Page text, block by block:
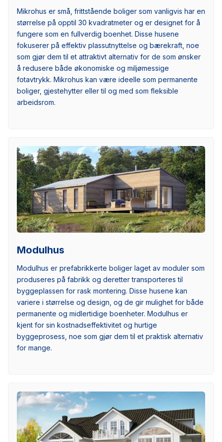
Mikrohus er små, frittstående boliger som vanligvis har en
størrelse på opptil 30 kvadratmeter og er designet for å
fungere som en fullverdig boenhet. Disse husene
fokuserer på effektiv plassutnyttelse og bærekraft, noe
som gjør dem til et attraktivt alternativ for de som ønsker
å redusere både økonomiske og miljømessige
fotavtrykk. Mikrohus kan være ideelle som permanente
boliger, gjestehytter eller til og med som fleksible
arbeidsrom.
Modulhus
Modulhus er prefabrikkerte boliger laget av moduler som
produseres på fabrikk og deretter transporteres til
byggeplassen for rask montering. Disse husene kan
variere i størrelse og design, og de gir mulighet for både
permanente og midlertidige boenheter. Modulhus er
kjent for sin kostnadseffektivitet og hurtige
byggeprosess, noe som gjør dem til et praktisk alternativ
for mange.